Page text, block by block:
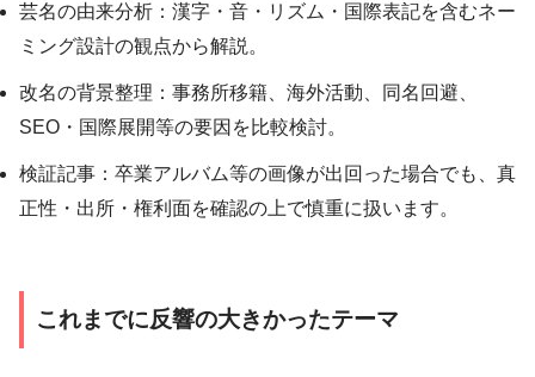
芸名の由来分析：漢字・音・リズム・国際表記を含むネー
ミング設計の観点から解説。
改名の背景整理：事務所移籍、海外活動、同名回避、
SEO・国際展開等の要因を比較検討。
検証記事：卒業アルバム等の画像が出回った場合でも、真
正性・出所・権利面を確認の上で慎重に扱います。
これまでに反響の大きかったテーマ